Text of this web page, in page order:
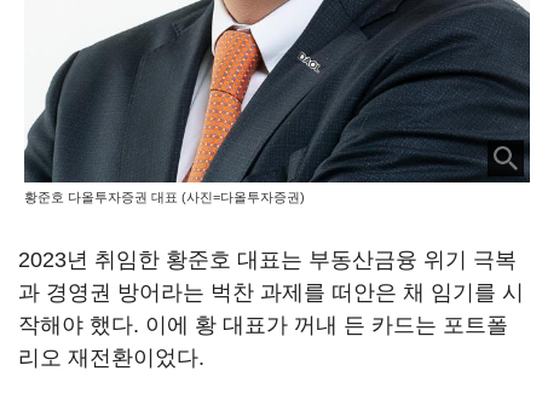
황준호 다올투자증권 대표 (사진=다올투자증권)
2023년 취임한 황준호 대표는 부동산금융 위기 극복
과 경영권 방어라는 벅찬 과제를 떠안은 채 임기를 시
작해야 했다. 이에 황 대표가 꺼내 든 카드는 포트폴
리오 재전환이었다.